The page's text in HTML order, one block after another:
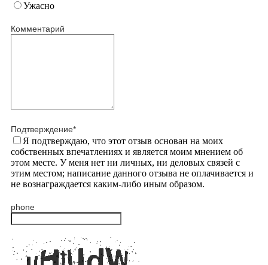
Ужасно
Комментарий
Подтверждение*
Я подтверждаю, что этот отзыв основан на моих
собственных впечатлениях и является моим мнением об
этом месте. У меня нет ни личных, ни деловых связей с
этим местом; написание данного отзыва не оплачивается и
не вознаграждается каким-либо иным образом.
phone